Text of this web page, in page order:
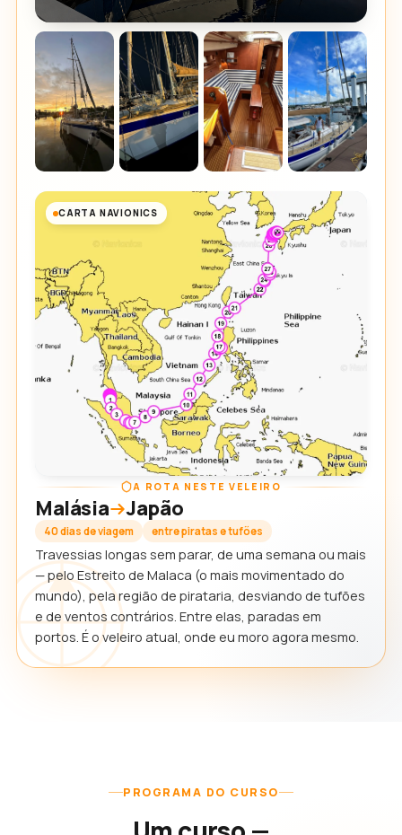
CARTA NAVIONICS
A ROTA NESTE VELEIRO
Malásia Japão
40 dias de viagem entre piratas e tufões
Travessias longas sem parar, de uma semana ou mais
— pelo Estreito de Malaca (o mais movimentado do
mundo), pela região de pirataria, desviando de tufões
e de ventos contrários. Entre elas, paradas em
portos. É o veleiro atual, onde eu moro agora mesmo.
PROGRAMA DO CURSO